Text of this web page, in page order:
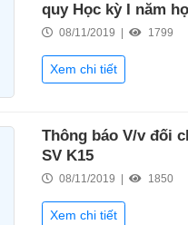
quy Học kỳ I năm
08/11/2019 | 1799
Xem chi tiết
Thông báo V/v đối
SV K15
08/11/2019 | 1850
Xem chi tiết